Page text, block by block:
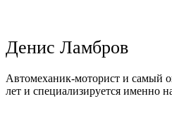
Денис Ламбров
Автомеханик-моторист и самый
лет и специализируется именно